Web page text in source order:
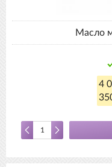
Масло
4